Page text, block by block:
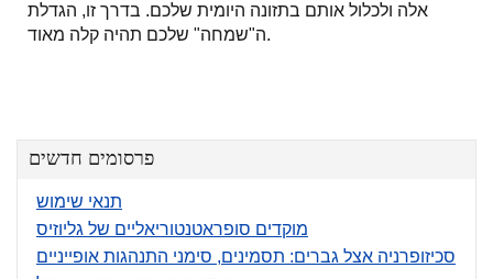
אלה ולכלול אותם בתזונה היומית שלכם. בדרך זו, הגדלת
ה"שמחה" שלכם תהיה קלה מאוד.
פרסומים חדשים
תנאי שימוש
מוקדים סופראטנטוריאליים של גליוזיס
סכיזופרניה אצל גברים: תסמינים, סימני התנהגות אופייניים